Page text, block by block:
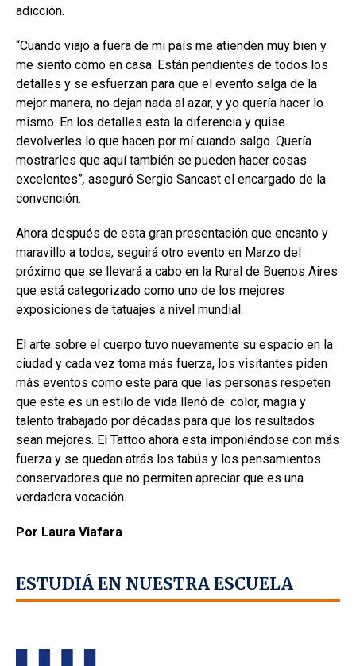
adicción.
“Cuando viajo a fuera de mi país me atienden muy bien y
me siento como en casa. Están pendientes de todos los
detalles y se esfuerzan para que el evento salga de la
mejor manera, no dejan nada al azar, y yo quería hacer lo
mismo. En los detalles esta la diferencia y quise
devolverles lo que hacen por mí cuando salgo. Quería
mostrarles que aquí también se pueden hacer cosas
excelentes”, aseguró Sergio Sancast el encargado de la
convención.
Ahora después de esta gran presentación que encanto y
maravillo a todos, seguirá otro evento en Marzo del
próximo que se llevará a cabo en la Rural de Buenos Aires
que está categorizado como uno de los mejores
exposiciones de tatuajes a nivel mundial.
El arte sobre el cuerpo tuvo nuevamente su espacio en la
ciudad y cada vez toma más fuerza, los visitantes piden
más eventos como este para que las personas respeten
que este es un estilo de vida llenó de: color, magia y
talento trabajado por décadas para que los resultados
sean mejores. El Tattoo ahora esta imponiéndose con más
fuerza y se quedan atrás los tabús y los pensamientos
conservadores que no permiten apreciar que es una
verdadera vocación.
Por Laura Viafara
ESTUDIÁ EN NUESTRA ESCUELA